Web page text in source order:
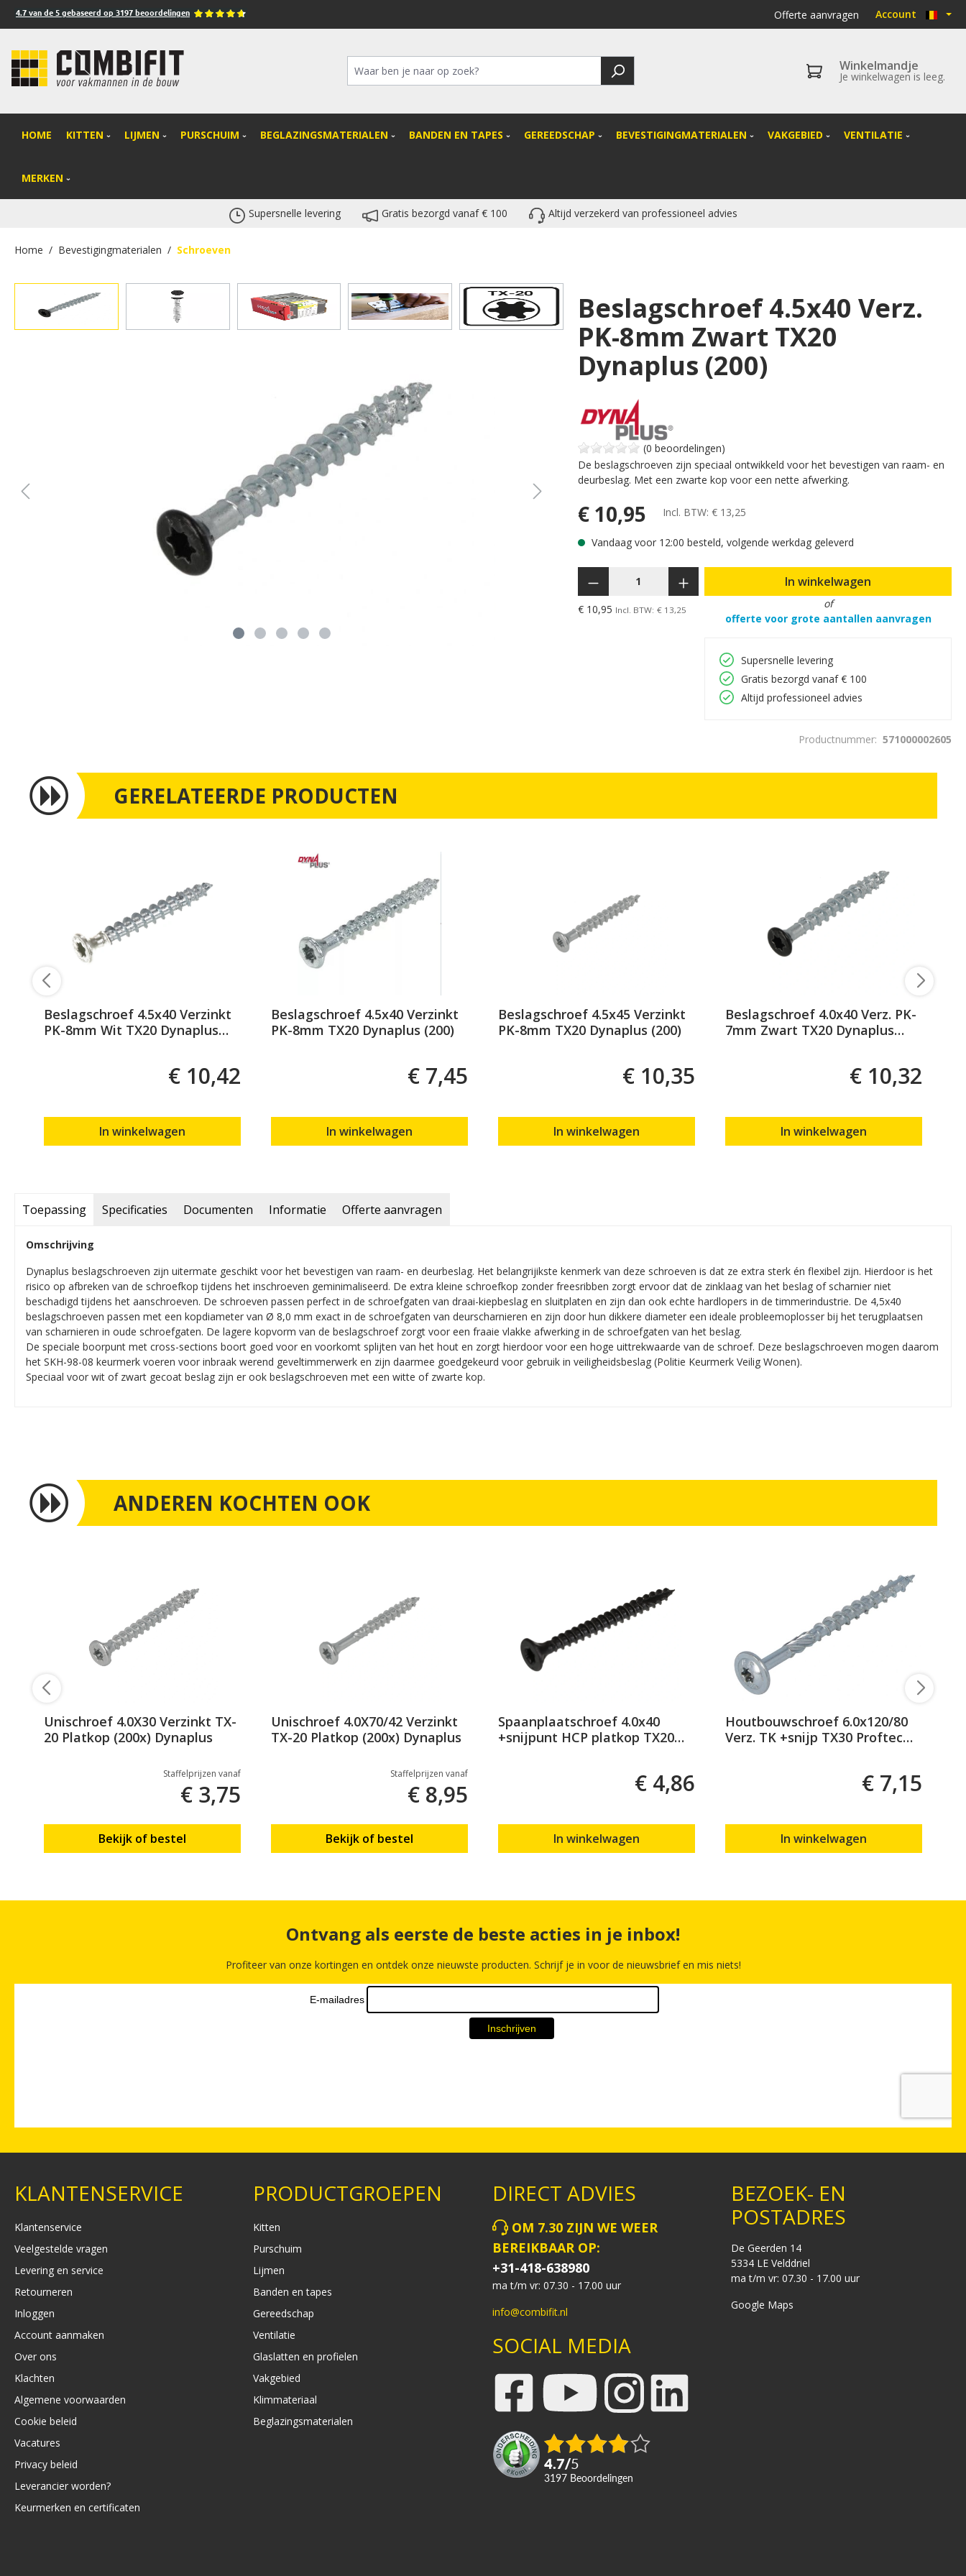
Ga naar de hoofdnavigatie
4.7 van de 5 gebaseerd op 3197 beoordelingen Offerte aanvragen Account
Winkelmandje
Je winkelwagen is leeg.
HOME KITTEN LIJMEN PURSCHUIM BEGLAZINGSMATERIALEN BANDEN EN TAPES GEREEDSCHAP BEVESTIGINGMATERIALEN VAKGEBIED VENTILATIE
MERKEN
Supersnelle levering Gratis bezorgd vanaf € 100 Altijd verzekerd van professioneel advies
Home / Bevestigingmaterialen / Schroeven
Afbeeldingengalerij overslaan
Beslagschroef 4.5x40 Verz.
PK-8mm Zwart TX20
Dynaplus (200)
(0 beoordelingen)
De beslagschroeven zijn speciaal ontwikkeld voor het bevestigen van raam- en
deurbeslag. Met een zwarte kop voor een nette afwerking.
€ 10,95 Incl. BTW: € 13,25
Vandaag voor 12:00 besteld, volgende werkdag geleverd
€ 10,95 Incl. BTW: € 13,25
In winkelwagen
of
offerte voor grote aantallen aanvragen
Supersnelle levering
Gratis bezorgd vanaf € 100
Altijd professioneel advies
Productnummer: 571000002605
GERELATEERDE PRODUCTEN
Beslagschroef 4.5x40 Verzinkt
PK-8mm Wit TX20 Dynaplus
€ 10,42
In winkelwagen
Beslagschroef 4.5x40 Verzinkt
PK-8mm TX20 Dynaplus (200)
€ 7,45
In winkelwagen
Beslagschroef 4.5x45 Verzinkt
PK-8mm TX20 Dynaplus (200)
€ 10,35
In winkelwagen
Beslagschroef 4.0x40 Verz. PK-
7mm Zwart TX20 Dynaplus
€ 10,32
In winkelwagen
Toepassing Specificaties Documenten Informatie Offerte aanvragen
Omschrijving
Dynaplus beslagschroeven zijn uitermate geschikt voor het bevestigen van raam- en deurbeslag. Het belangrijikste kenmerk van deze schroeven is dat ze extra sterk én flexibel zijn. Hierdoor is het
risico op afbreken van de schroefkop tijdens het inschroeven geminimaliseerd. De extra kleine schroefkop zonder freesribben zorgt ervoor dat de zinklaag van het beslag of scharnier niet
beschadigd tijdens het aanschroeven. De schroeven passen perfect in de schroefgaten van draai-kiepbeslag en sluitplaten en zijn dan ook echte hardlopers in de timmerindustrie. De 4,5x40
beslagschroeven passen met een kopdiameter van Ø 8,0 mm exact in de schroefgaten van deurscharnieren en zijn door hun dikkere diameter een ideale probleemoplosser bij het terugplaatsen
van scharnieren in oude schroefgaten. De lagere kopvorm van de beslagschroef zorgt voor een fraaie vlakke afwerking in de schroefgaten van het beslag.
De speciale boorpunt met cross-sections boort goed voor en voorkomt splijten van het hout en zorgt hierdoor voor een hoge uittrekwaarde van de schroef. Deze beslagschroeven mogen daarom
het SKH-98-08 keurmerk voeren voor inbraak werend geveltimmerwerk en zijn daarmee goedgekeurd voor gebruik in veiligheidsbeslag (Politie Keurmerk Veilig Wonen).
Speciaal voor wit of zwart gecoat beslag zijn er ook beslagschroeven met een witte of zwarte kop.
ANDEREN KOCHTEN OOK
Unischroef 4.0X30 Verzinkt TX-
20 Platkop (200x) Dynaplus
Staffelprijzen vanaf
€ 3,75
Bekijk of bestel
Unischroef 4.0X70/42 Verzinkt
TX-20 Platkop (200x) Dynaplus
Staffelprijzen vanaf
€ 8,95
Bekijk of bestel
Spaanplaatschroef 4.0x40
+snijpunt HCP platkop TX20
€ 4,86
In winkelwagen
Houtbouwschroef 6.0x120/80
Verz. TK +snijp TX30 Proftec
€ 7,15
In winkelwagen
Ontvang als eerste de beste acties in je inbox!
Profiteer van onze kortingen en ontdek onze nieuwste producten. Schrijf je in voor de nieuwsbrief en mis niets!
KLANTENSERVICE
Klantenservice
Veelgestelde vragen
Levering en service
Retourneren
Inloggen
Account aanmaken
Over ons
Klachten
Algemene voorwaarden
Cookie beleid
Vacatures
Privacy beleid
Leverancier worden?
Keurmerken en certificaten
PRODUCTGROEPEN
Kitten
Purschuim
Lijmen
Banden en tapes
Gereedschap
Ventilatie
Glaslatten en profielen
Vakgebied
Klimmateriaal
Beglazingsmaterialen
DIRECT ADVIES
OM 7.30 ZIJN WE WEER
BEREIKBAAR OP:
+31-418-638980
ma t/m vr: 07.30 - 17.00 uur
info@combifit.nl
SOCIAL MEDIA
4.7/5
3197 beoordelingen
BEZOEK- EN
POSTADRES
De Geerden 14
5334 LE Velddriel
ma t/m vr: 07.30 - 17.00 uur
Google Maps